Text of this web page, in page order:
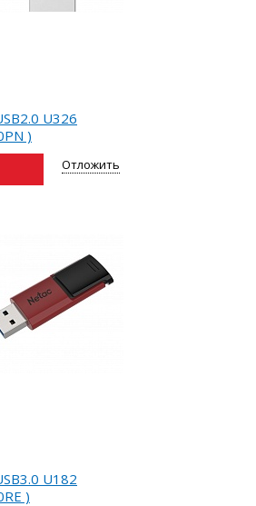
U326
)
Отложить
U182
)